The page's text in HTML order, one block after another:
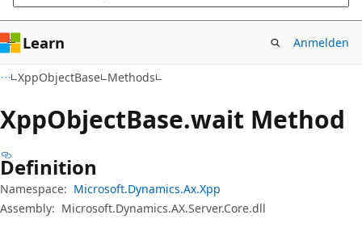
Learn Anmelden
XppObjectBase Methods
XppObjectBase.wait Method
Definition
Namespace: Microsoft.Dynamics.Ax.Xpp
Assembly: Microsoft.Dynamics.AX.Server.Core.dll